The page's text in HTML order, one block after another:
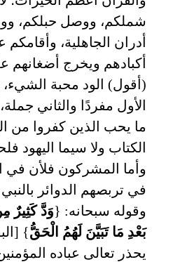
شملكم، ووصل حبلكم،
أدران الجاهلية،
أكبادهم ويخرج أضغانهم
(أقول) الود محبة
الأول مفردًا والثاني
ما يحب الذين كفروا من
الكتاب ولا سيما اليهود
وأما المشركون فلأن في
في تربصهم الدوائر
وقوله سبحانه: {وَدَّ كَثِيرٌ
بَعْدِ مَا تَبَيَّنَ لَهُمُ الْحَقُّ}
يحذر تعالى عباده